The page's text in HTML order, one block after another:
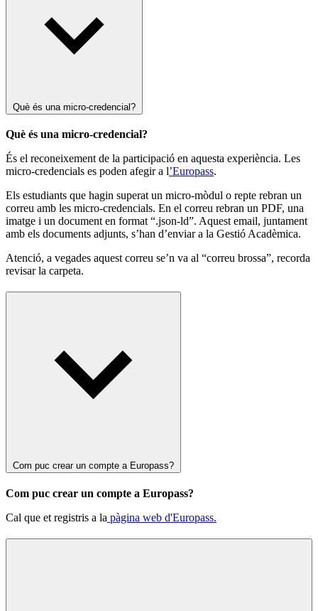
Què és una micro-credencial?
Què és una micro-credencial?
És el reconeixement de la participació en aquesta experiència. Les
micro-credencials es poden afegir a l’Europass.
Els estudiants que hagin superat un micro-mòdul o repte rebran un
correu amb les micro-credencials. En el correu rebran un PDF, una
imatge i un document en format “.json-ld”. Aquest email, juntament
amb els documents adjunts, s’han d’enviar a la Gestió Acadèmica.
Atenció, a vegades aquest correu se’n va al “correu brossa”, recorda
revisar la carpeta.
Com puc crear un compte a Europass?
Com puc crear un compte a Europass?
Cal que et registris a la pàgina web d'Europass.